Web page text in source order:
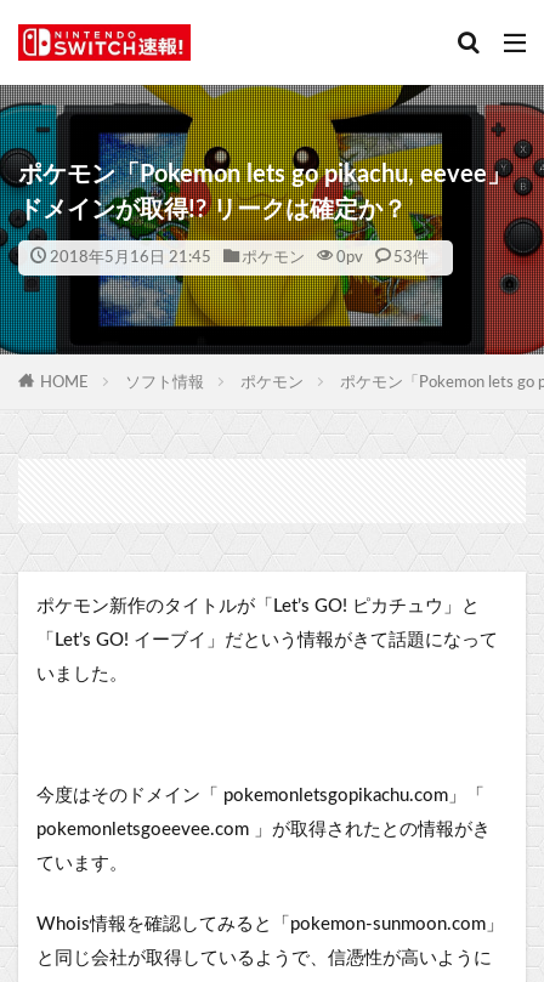
ポケモン「Pokemon lets go pikachu, eevee」
ドメインが取得!? リークは確定か？
2018年5月16日 21:45 ポケモン 0pv 53件
HOME ソフト情報 ポケモン ポケモン「Pokemon lets go
ポケモン新作のタイトルが「Let’s GO! ピカチュウ」と
「Let’s GO! イーブイ」だという情報がきて話題になって
いました。
今度はそのドメイン「 pokemonletsgopikachu.com」「
pokemonletsgoeevee.com 」が取得されたとの情報がき
ています。
Whois情報を確認してみると「pokemon-sunmoon.com」
と同じ会社が取得しているようで、信憑性が高いように